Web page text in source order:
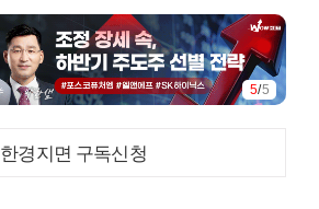
5/5
한경지면 구독신청